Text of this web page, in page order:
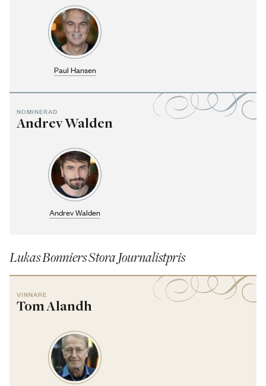
Paul Hansen
NOMINERAD
Andrev Walden
Andrev Walden
Lukas Bonniers Stora Journalistpris
VINNARE
Tom Alandh